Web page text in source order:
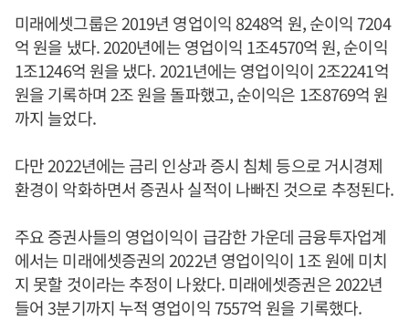
미래에셋그룹은 2019년 영업이익 8248억 원, 순이익 7204
억 원을 냈다. 2020년에는 영업이익 1조4570억 원, 순이익
1조1246억 원을 냈다. 2021년에는 영업이익이 2조2241억
원을 기록하며 2조 원을 돌파했고, 순이익은 1조8769억 원
까지 늘었다.
다만 2022년에는 금리 인상과 증시 침체 등으로 거시경제
환경이 악화하면서 증권사 실적이 나빠진 것으로 추정된다.
주요 증권사들의 영업이익이 급감한 가운데 금융투자업계
에서는 미래에셋증권의 2022년 영업이익이 1조 원에 미치
지 못할 것이라는 추정이 나왔다. 미래에셋증권은 2022년
들어 3분기까지 누적 영업이익 7557억 원을 기록했다.